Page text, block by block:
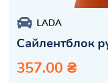
LADA
Сайлентблок
357.00 ₴